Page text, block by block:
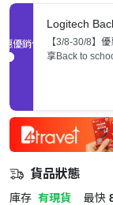
促銷優惠
Logitech
【3/8-30/8】
享Back to
貨品狀態
庫存 有現貨 最快